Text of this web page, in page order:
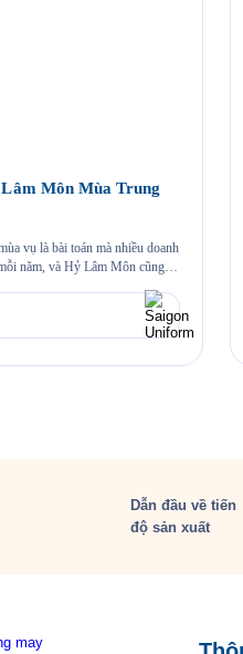
Môn Mùa Trung
vụ là bài toán mà nhiều doanh
năm, và Hỷ Lâm Môn cũng
chuẩn bị một bộ đồng phục […]
Dẫn đầu về tiến
độ sản xuất